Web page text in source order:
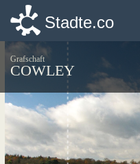
Stadte.co
Grafschaft
COWLEY
Stadte.co